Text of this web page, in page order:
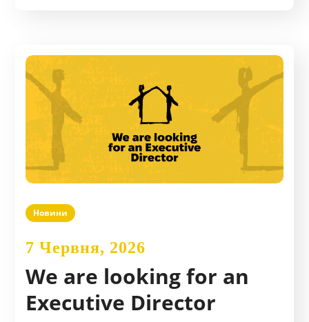
Новини
7 Червня, 2026
We are looking for an
Executive Director